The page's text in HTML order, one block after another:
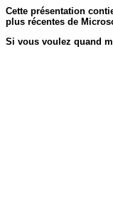
Cette présentation
plus récentes de
Si vous voulez quand